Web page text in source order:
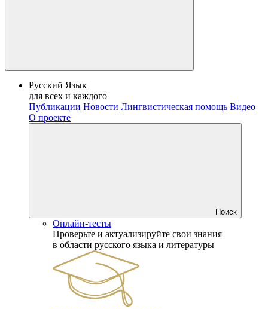
Русский Язык
для всех и каждого
Публикации Новости Лингвистическая помощь Видео
О проекте
Поиск
Онлайн-тесты
Проверьте и актуализируйте свои знания
в области русского языка и литературы